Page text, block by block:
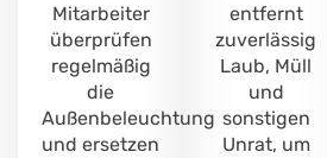
Mitarbeiter
überprüfen
regelmäßig
die
Außenbeleuchtung
und ersetzen
entfernt
zuverlässig
Laub, Müll
und
sonstigen
Unrat, um